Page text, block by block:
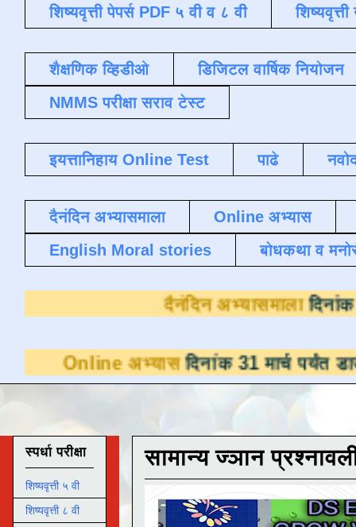
शिष्यवृत्ती पेपर्स PDF ५ वी व ८ वी
शैक्षणिक व्हिडीओ
डिजिटल वार्षिक नियोजन
NMMS परीक्षा सराव टेस्ट
इयत्तानिहाय Online Test पाढे
दैनंदिन अभ्यासमाला
Online अभ्यास
English Moral stories
बोधकथा व
दैनंदिन
अभ्यासदिनांक 31 मार्च पर्यंत
सामान्य ज्ञान
स्पर्धा परीक्षा
शिष्यवृत्ती ५ वी
शिष्यवृत्ती ८ वी